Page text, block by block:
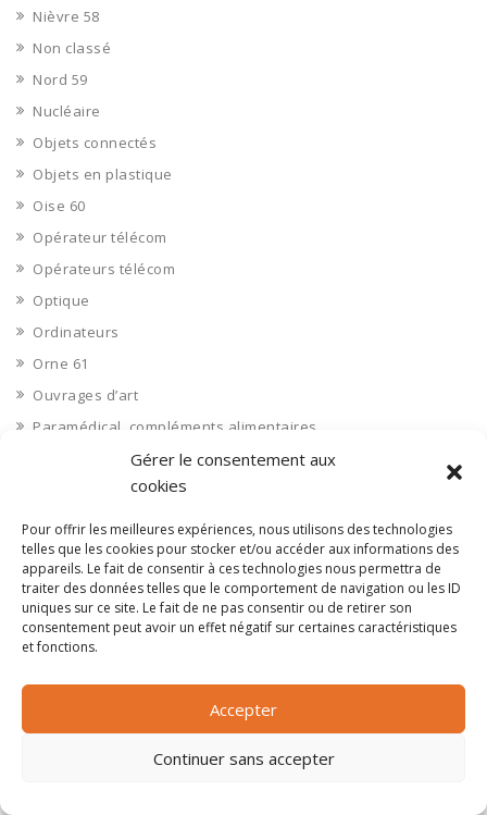
Gérer le consentement aux
cookies
Pour offrir les meilleures expériences, nous utilisons des technologies
telles que les cookies pour stocker et/ou accéder aux informations des
appareils. Le fait de consentir à ces technologies nous permettra de
traiter des données telles que le comportement de navigation ou les ID
uniques sur ce site. Le fait de ne pas consentir ou de retirer son
consentement peut avoir un effet négatif sur certaines caractéristiques
et fonctions.
Accepter
Continuer sans accepter
Nièvre 58
Non classé
Nord 59
Nucléaire
Objets connectés
Objets en plastique
Oise 60
Opérateur télécom
Opérateurs télécom
Optique
Ordinateurs
Orne 61
Ouvrages d’art
Paramédical, compléments alimentaires
Pas de Calais 62
Pêche
Petite distribution
Pétrole
Pharmaceutique, médicaments
Pharmacie et vente d'articles médicaux